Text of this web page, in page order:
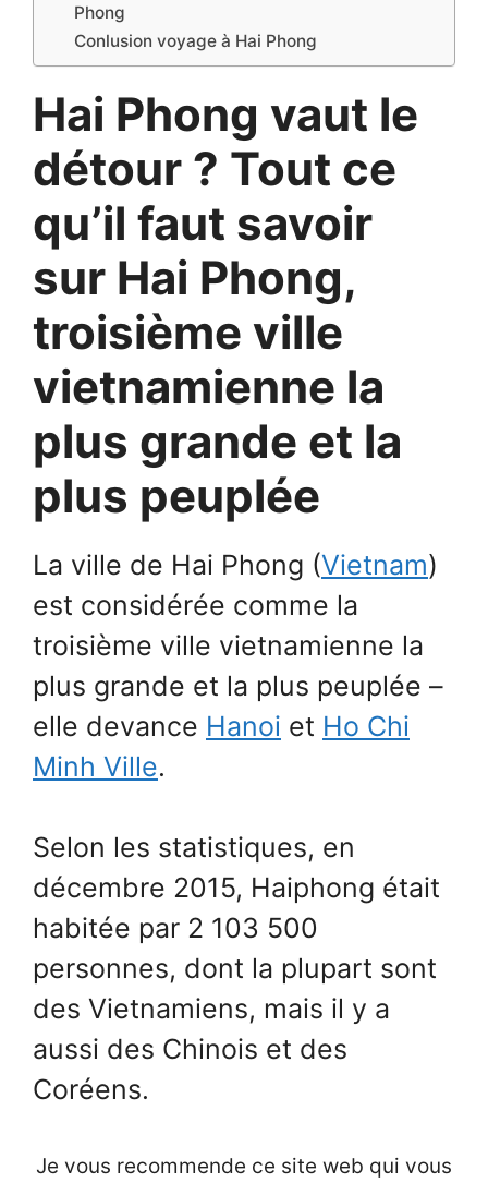
Phong
Conlusion voyage à Hai Phong
Hai Phong vaut le
détour ? Tout ce
qu’il faut savoir
sur Hai Phong,
troisième ville
vietnamienne la
plus grande et la
plus peuplée
La ville de Hai Phong (Vietnam)
est considérée comme la
troisième ville vietnamienne la
plus grande et la plus peuplée –
elle devance Hanoi et Ho Chi
Minh Ville.
Selon les statistiques, en
décembre 2015, Haiphong était
habitée par 2 103 500
personnes, dont la plupart sont
des Vietnamiens, mais il y a
aussi des Chinois et des
Coréens.
Je vous recommende ce site web qui vous